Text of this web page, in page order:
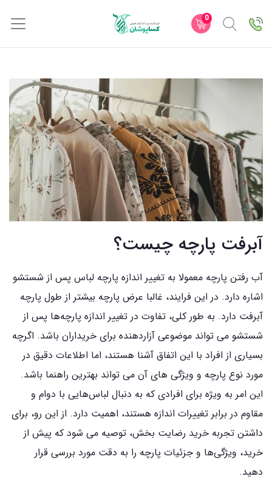
0
آبرفت پارچه چیست؟
آب‌ رفتن پارچه معمولا به تغییر اندازه پارچه لباس پس از شستشو
اشاره دارد. در این فرایند، غالبا عرض پارچه بیشتر از طول پارچه
آبرفت دارد. به طور کلی، تفاوت در تغییر اندازه پارچه‌ها پس از
شستشو می‌ تواند موضوعی آزاردهنده برای خریداران باشد. اگرچه
بسیاری از افراد با این اتفاق آشنا هستند، اما اطلاعات دقیق در
مورد نوع پارچه و ویژگی ‌های آن می ‌تواند بهترین راهنما باشد.
این امر به ویژه برای افرادی که به دنبال لباس‌هایی با دوام و
مقاوم در برابر تغییرات اندازه هستند، اهمیت دارد. از این رو، برای
داشتن تجربه خرید رضایت‌ بخش، توصیه می ‌شود که پیش از
خرید، ویژگی‌ها و جزئیات پارچه را به دقت مورد بررسی قرار
دهید.